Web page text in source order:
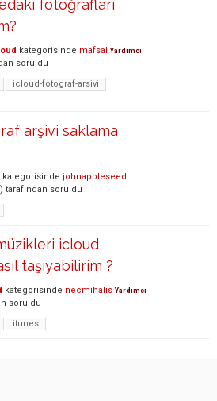
fotoğrafları
kategorisinde mafsal Yardımcı
soruldu
icloud-fotograf-arsivi
arşivi saklama
kategorisinde johnappleseed
tarafından soruldu
icloud
taşıyabilirim ?
kategorisinde necmihalis Yardımcı
soruldu
itunes